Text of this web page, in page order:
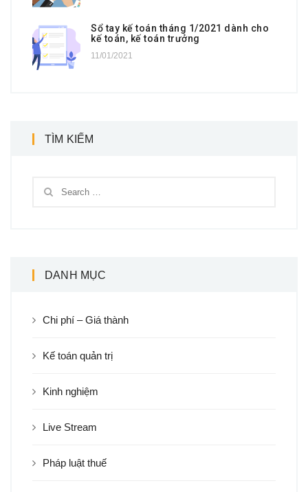
Sổ tay kế toán tháng 1/2021 dành cho
kế toán, kế toán trưởng
11/01/2021
TÌM KIẾM
DANH MỤC
Chi phí – Giá thành
Kế toán quản trị
Kinh nghiệm
Live Stream
Pháp luật thuế